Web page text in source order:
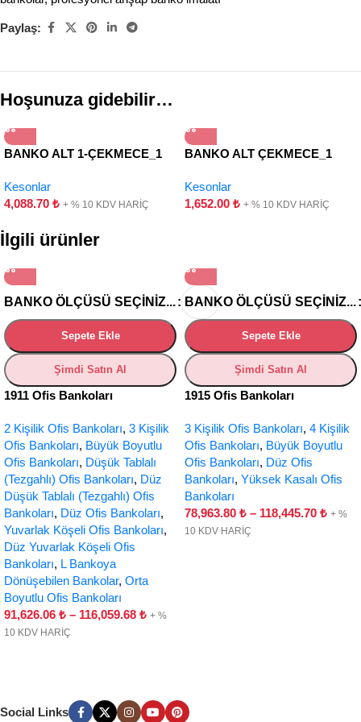
Paylaş:
Hoşunuza gidebilir…
BANKO ALT 1-ÇEKMECE_1
Kesonlar
4,088.70 ₺ + % 10 KDV HARİÇ
BANKO ALT ÇEKMECE_1
Kesonlar
1,652.00 ₺ + % 10 KDV HARİÇ
İlgili ürünler
BANKO ÖLÇÜSÜ SEÇINIZ...
Sepete Ekle
Şimdi Satın Al
1911 Ofis Bankoları
2 Kişilik Ofis Bankoları, 3 Kişilik
Ofis Bankoları, Büyük Boyutlu
Ofis Bankoları, Düşük Tablalı
(Tezgahlı) Ofis Bankoları, Düz
Düşük Tablalı (Tezgahlı) Ofis
Bankoları, Düz Ofis Bankoları,
Yuvarlak Köşeli Ofis Bankoları,
Düz Yuvarlak Köşeli Ofis
Bankoları, L Bankoya
Dönüşebilen Bankolar, Orta
Boyutlu Ofis Bankoları
91,626.06 ₺ – 116,059.68 ₺ + %
10 KDV HARİÇ
BANKO ÖLÇÜSÜ SEÇINIZ...
Sepete Ekle
Şimdi Satın Al
1915 Ofis Bankoları
3 Kişilik Ofis Bankoları, 4 Kişilik
Ofis Bankoları, Büyük Boyutlu
Ofis Bankoları, Düz Ofis
Bankoları, Yüksek Kasalı Ofis
Bankoları
78,963.80 ₺ – 118,445.70 ₺ + %
10 KDV HARİÇ
Social Links